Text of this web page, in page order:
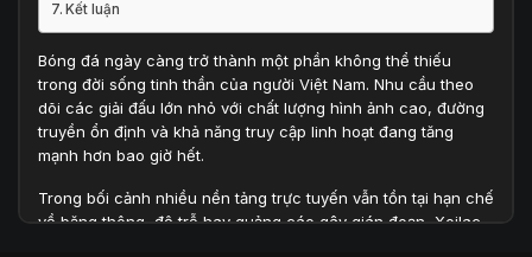
Kết luận
Bóng đá ngày càng trở thành một phần không thể thiếu
trong đời sống tinh thần của người Việt Nam. Nhu cầu theo
dõi các giải đấu lớn nhỏ với chất lượng hình ảnh cao, đường
truyền ổn định và khả năng truy cập linh hoạt đang tăng
mạnh hơn bao giờ hết.
Trong bối cảnh nhiều nền tảng trực tuyến vẫn tồn tại hạn chế
về băng thông, độ trễ hay quảng cáo gây gián đoạn, Xoilac